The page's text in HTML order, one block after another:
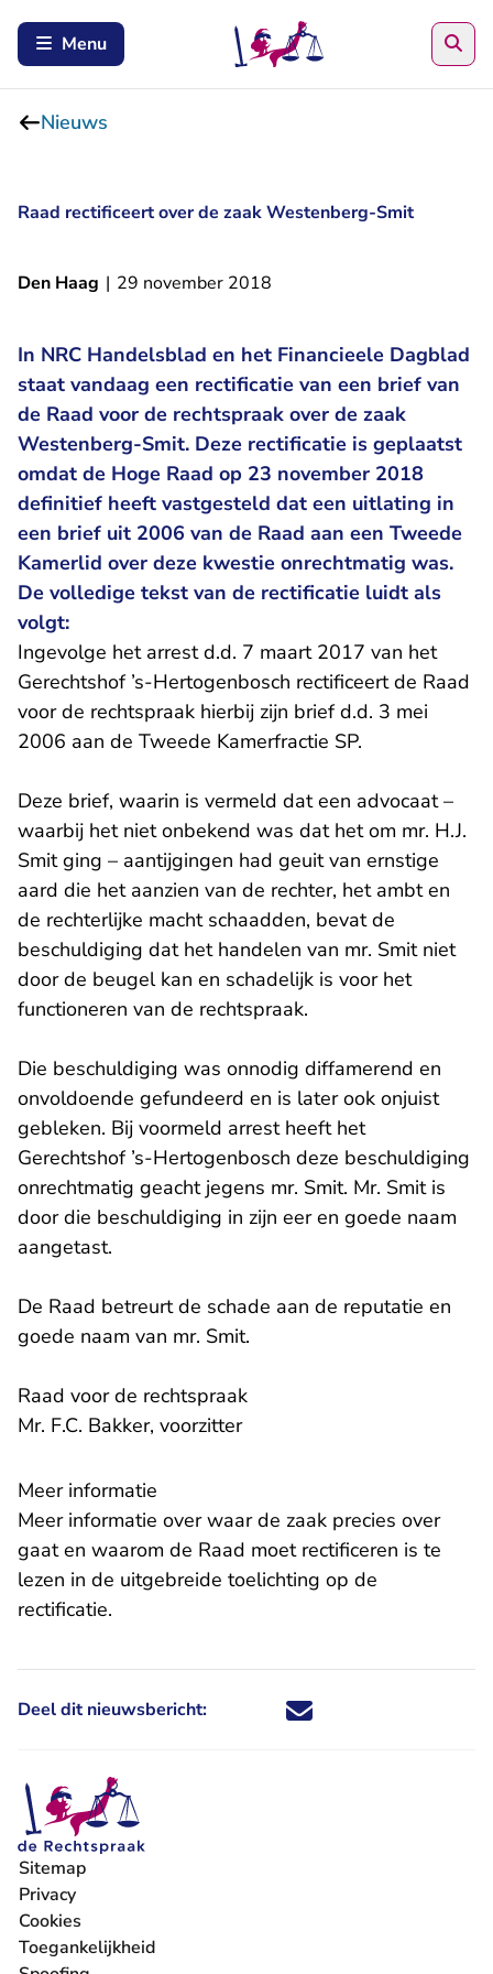
Menu
Nieuws
Raad rectificeert over de zaak Westenberg-Smit
Den Haag | 29 november 2018
In NRC Handelsblad en het Financieele Dagblad
staat vandaag een rectificatie van een brief van
de Raad voor de rechtspraak over de zaak
Westenberg-Smit. Deze rectificatie is geplaatst
omdat de Hoge Raad op 23 november 2018
definitief heeft vastgesteld dat een uitlating in
een brief uit 2006 van de Raad aan een Tweede
Kamerlid over deze kwestie onrechtmatig was.
De volledige tekst van de rectificatie luidt als
volgt:
Ingevolge het arrest d.d. 7 maart 2017 van het
Gerechtshof ’s-Hertogenbosch rectificeert de Raad
voor de rechtspraak hierbij zijn brief d.d. 3 mei
2006 aan de Tweede Kamerfractie SP.
Deze brief, waarin is vermeld dat een advocaat –
waarbij het niet onbekend was dat het om mr. H.J.
Smit ging – aantijgingen had geuit van ernstige
aard die het aanzien van de rechter, het ambt en
de rechterlijke macht schaadden, bevat de
beschuldiging dat het handelen van mr. Smit niet
door de beugel kan en schadelijk is voor het
functioneren van de rechtspraak.
Die beschuldiging was onnodig diffamerend en
onvoldoende gefundeerd en is later ook onjuist
gebleken. Bij voormeld arrest heeft het
Gerechtshof ’s-Hertogenbosch deze beschuldiging
onrechtmatig geacht jegens mr. Smit. Mr. Smit is
door die beschuldiging in zijn eer en goede naam
aangetast.
De Raad betreurt de schade aan de reputatie en
goede naam van mr. Smit.
Raad voor de rechtspraak
Mr. F.C. Bakker, voorzitter
Meer informatie
Meer informatie over waar de zaak precies over
gaat en waarom de Raad moet rectificeren is te
lezen in de uitgebreide toelichting op de
rectificatie.
Deel dit nieuwsbericht: Deel dit nieuwsbericht via X -
Deel dit nieuwsbericht via
Deel dit nieuwsbericht
Deel dit
Sitemap
Privacy
Cookies
Toegankelijkheid